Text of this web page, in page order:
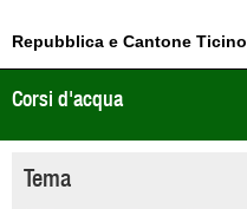
Repubblica e Cantone Ticino
Corsi d'acqua
Tema